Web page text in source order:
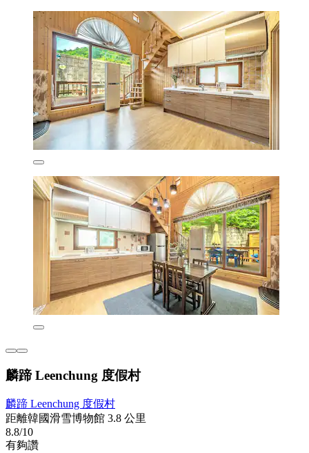
麟蹄 Leenchung 度假村
麟蹄 Leenchung 度假村
距離韓國滑雪博物館 3.8 公里
8.8/10
有夠讚